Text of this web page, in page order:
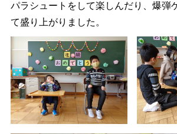
パラシュートをして楽しんだり、爆弾
て盛り上がりました。